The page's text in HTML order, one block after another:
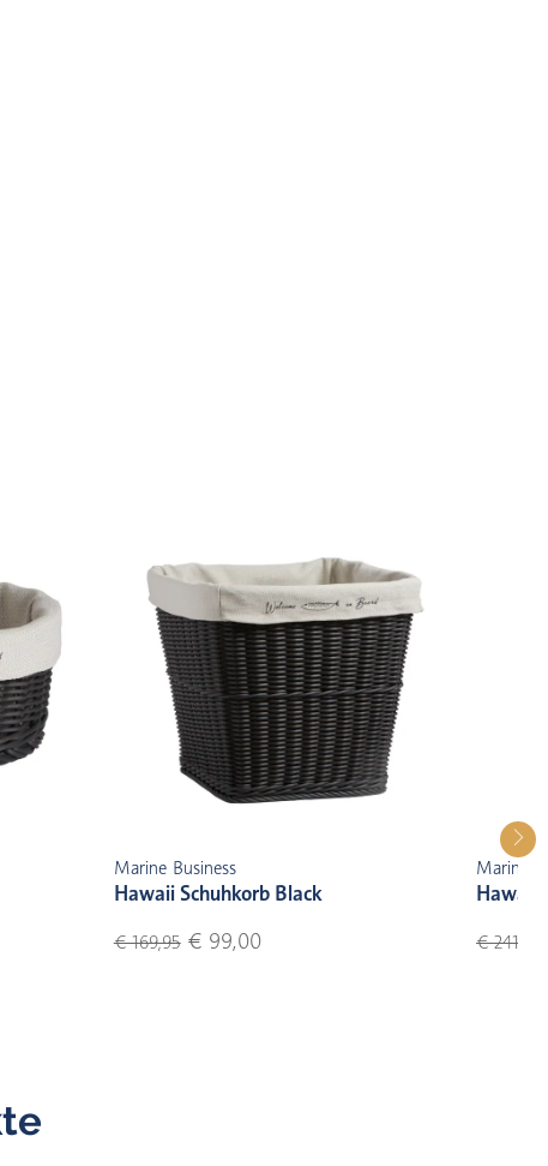
Marine Business
Hawaii Schuhkorb Black
€ 169,95€ 99,00
Marine
Hawaii
€ 241,95